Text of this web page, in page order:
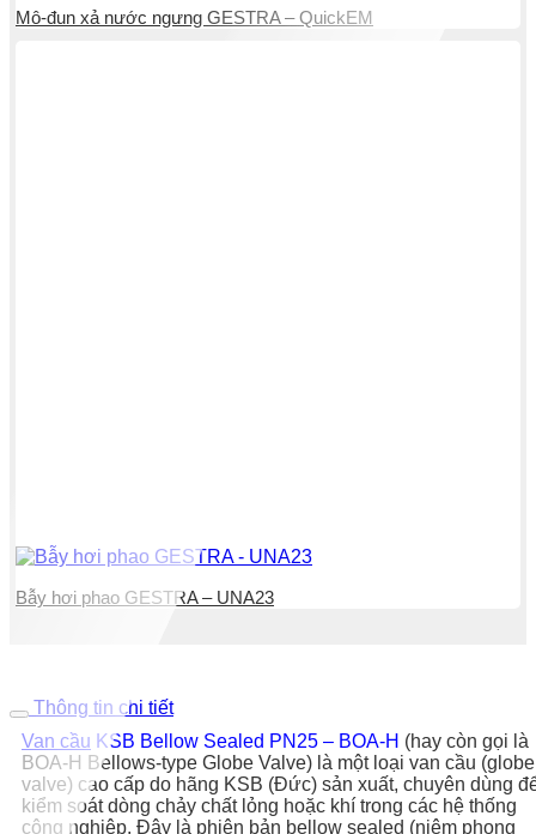
Mô-đun xả nước ngưng GESTRA – QuickEM
Bẫy hơi phao GESTRA – UNA23
Thông tin chi tiết
Van cầu KSB Bellow Sealed PN25 – BOA-H (hay còn gọi là
BOA-H Bellows-type Globe Valve) là một loại van cầu (globe
valve) cao cấp do hãng KSB (Đức) sản xuất, chuyên dùng
kiểm soát dòng chảy chất lỏng hoặc khí trong các hệ thống
công nghiệp. Đây là phiên bản bellow sealed (niêm phong